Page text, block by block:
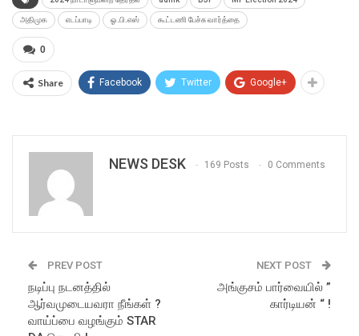
அதிமுக எடப்பாடி ஓ.பி.எஸ் கூட்டணி பேச்சு வார்த்தை
0
Share Facebook Twitter Google+
NEWS DESK 169 Posts 0 Comments
PREV POST
நடிப்பு நடனத்தில்
ஆர்வமுடையவரா நீங்கள் ?
வாய்ப்பை வழங்கும் STAR
NEXT POST
அங்குசம் பார்வையில் ”
கார்டியன் “ !